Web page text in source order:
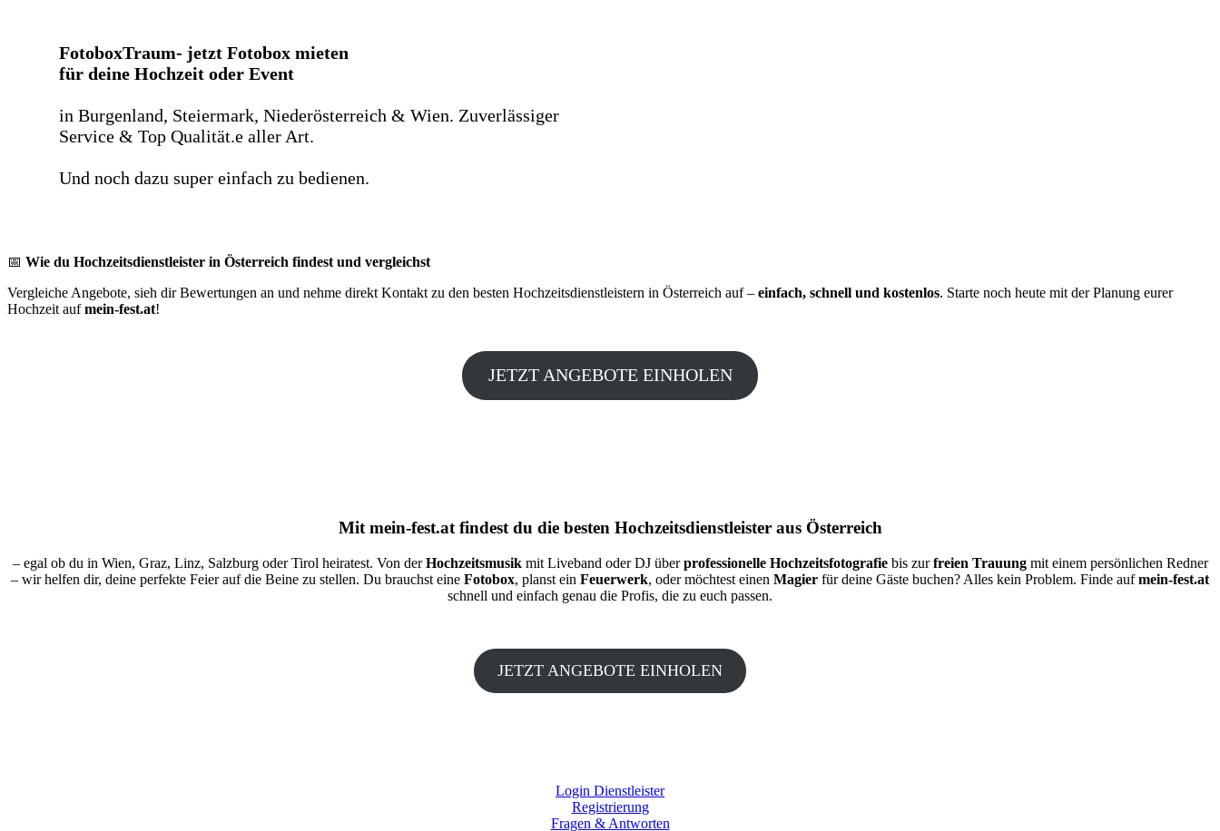
FotoboxTraum- jetzt Fotobox mieten
für deine Hochzeit oder Event
in Burgenland, Steiermark, Niederösterreich & Wien. Zuverlässiger
Service & Top Qualität.e aller Art.
Und noch dazu super einfach zu bedienen.
📅 Wie du Hochzeitsdienstleister in Österreich findest und vergleichst
Vergleiche Angebote, sieh dir Bewertungen an und nehme direkt Kontakt zu den besten Hochzeitsdienstleistern in Österreich auf – einfach, schnell und kostenlos. Starte noch heute mit der Planung eurer
Hochzeit aufmein-fest.at!
JETZT ANGEBOTE EINHOLEN
Mitmein-fest.atfindest du die besten Hochzeitsdienstleister aus Österreich
– egal ob du in Wien, Graz, Linz, Salzburg oder Tirol heiratest. Von derHochzeitsmusikmit Liveband oder DJ überprofessionelle Hochzeitsfotografiebis zurfreien Trauungmit einem persönlichen Redner
– wir helfen dir, deine perfekte Feier auf die Beine zu stellen. Du brauchst eine Fotobox, planst ein Feuerwerk, oder möchtest einen Magier für deine Gäste buchen? Alles kein Problem. Finde aufmein-fest.at
schnell und einfach genau die Profis, die zu euch passen.
JETZT ANGEBOTE EINHOLEN
Login Dienstleister
Registrierung
Fragen & Antworten